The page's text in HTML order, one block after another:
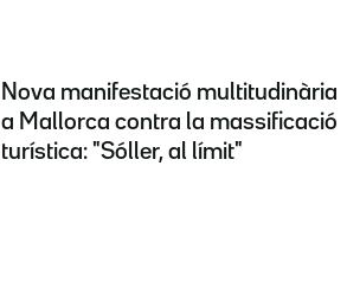
Nova manifestació multitudinària
a Mallorca contra la massificació
turística: "Sóller, al límit"